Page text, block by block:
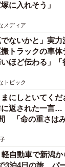
もちゃとポメリー
ゃで遊ぶのが
きで、特ににん
時から家にあっ
かった後、ど
に入れそう」
メディア
でないかと」実
トラックの車体
ほど伝わる」「
トピック
まにしといてく
に返された一言
「命の重さは
軽自動車で新潟
3泊4日の旅 パ